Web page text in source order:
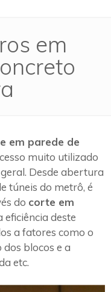
em
em parede de
muito utilizado
Desde abertura
túneis do metrô, é
do corte em
eficiência deste
a fatores como o
blocos e a
etc.